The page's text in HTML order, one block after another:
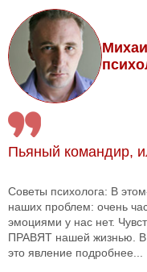
Пьяный командир,
Советы психолога: В
наших проблем: очень
эмоциями у нас нет.
ПРАВЯТ нашей жизнью.
это явление подробнее...